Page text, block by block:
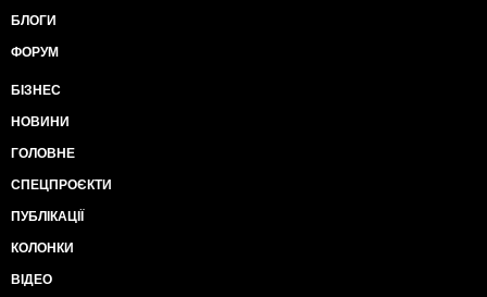
БЛОГИ
ФОРУМ
БІЗНЕС
НОВИНИ
ГОЛОВНЕ
СПЕЦПРОЄКТИ
ПУБЛІКАЦІЇ
КОЛОНКИ
ВІДЕО